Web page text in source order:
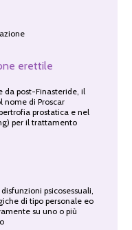
erettile
da post-Finasteride, il
nome di Proscar
prostatica e nel
per il trattamento
psicosessuali,
di tipo personale eo
su uno o più